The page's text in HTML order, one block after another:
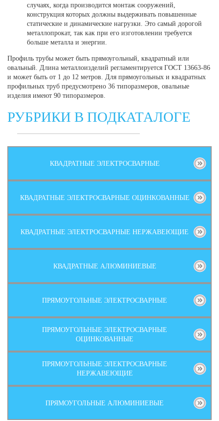
случаях, когда производится монтаж сооружений,
конструкция которых должны выдерживать повышенные
статические и динамические нагрузки. Это самый дорогой
металлопрокат, так как при его изготовлении требуется
больше металла и энергии.
Профиль трубы может быть прямоугольный, квадратный или
овальный. Длина металлоизделий регламентируется ГОСТ 13663-86
и может быть от 1 до 12 метров. Для прямоугольных и квадратных
профильных труб предусмотрено 36 типоразмеров, овальные
изделия имеют 90 типоразмеров.
РУБРИКИ В ПОДКАТАЛОГЕ
КВАДРАТНЫЕ ЭЛЕКТРОСВАРНЫЕ
КВАДРАТНЫЕ ЭЛЕКТРОСВАРНЫЕ ОЦИНКОВАННЫЕ
КВАДРАТНЫЕ ЭЛЕКТРОСВАРНЫЕ НЕРЖАВЕЮЩИЕ
КВАДРАТНЫЕ АЛЮМИНИЕВЫЕ
ПРЯМОУГОЛЬНЫЕ ЭЛЕКТРОСВАРНЫЕ
ПРЯМОУГОЛЬНЫЕ ЭЛЕКТРОСВАРНЫЕ
ОЦИНКОВАННЫЕ
ПРЯМОУГОЛЬНЫЕ ЭЛЕКТРОСВАРНЫЕ
НЕРЖАВЕЮЩИЕ
ПРЯМОУГОЛЬНЫЕ АЛЮМИНИЕВЫЕ